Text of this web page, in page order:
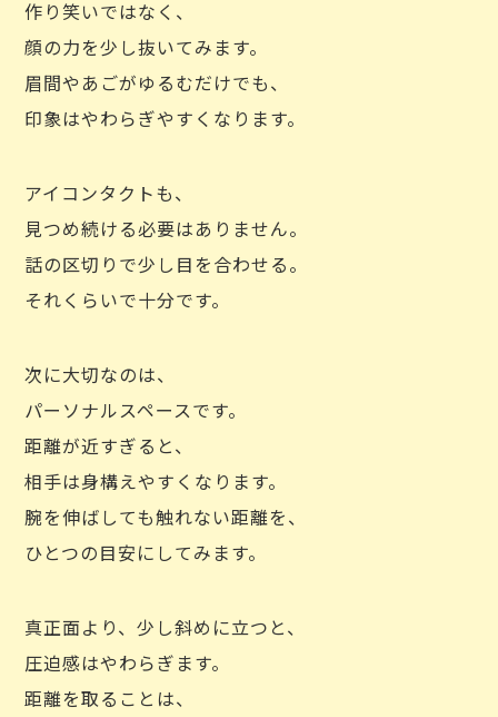
作り笑いではなく、
顔の力を少し抜いてみます。
眉間やあごがゆるむだけでも、
印象はやわらぎやすくなります。
アイコンタクトも、
見つめ続ける必要はありません。
話の区切りで少し目を合わせる。
それくらいで十分です。
次に大切なのは、
パーソナルスペースです。
距離が近すぎると、
相手は身構えやすくなります。
腕を伸ばしても触れない距離を、
ひとつの目安にしてみます。
真正面より、少し斜めに立つと、
圧迫感はやわらぎます。
距離を取ることは、